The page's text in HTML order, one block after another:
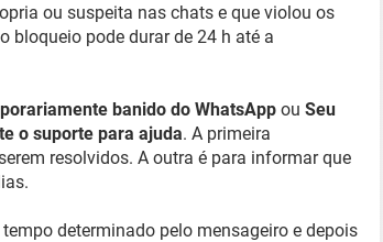
ou suspeita nas chats e que violou os
bloqueio pode durar de 24 h até a
banido do WhatsApp ou Seu
o suporte para ajuda. A primeira
resolvidos. A outra é para informar que
determinado pelo mensageiro e depois